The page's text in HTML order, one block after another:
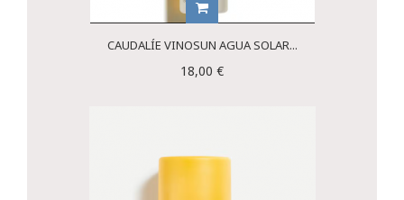
CAUDALÍE VINOSUN AGUA SOLAR...
18,00 €